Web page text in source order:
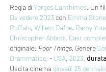
Regia di Yorgos Lanthimos. Un
Da vedere 2023 con Emma Stone
Ruffalo, Willem Dafoe, Ramy
Christopher Abbott. Cast
originale: Poor Things. Genere
Drammatico, - USA, 2023,
Uscita cinema giovedì 25